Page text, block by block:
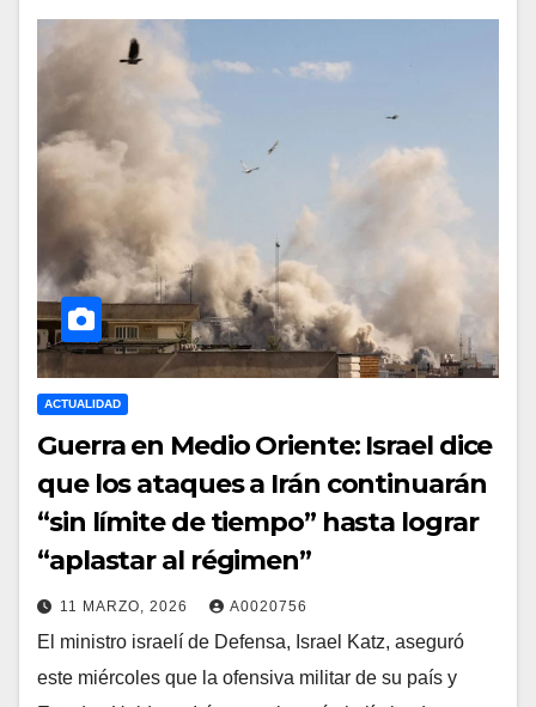
ACTUALIDAD
Guerra en Medio Oriente: Israel dice
que los ataques a Irán continuarán
“sin límite de tiempo” hasta lograr
“aplastar al régimen”
11 MARZO, 2026 A0020756
El ministro israelí de Defensa, Israel Katz, aseguró
este miércoles que la ofensiva militar de su país y